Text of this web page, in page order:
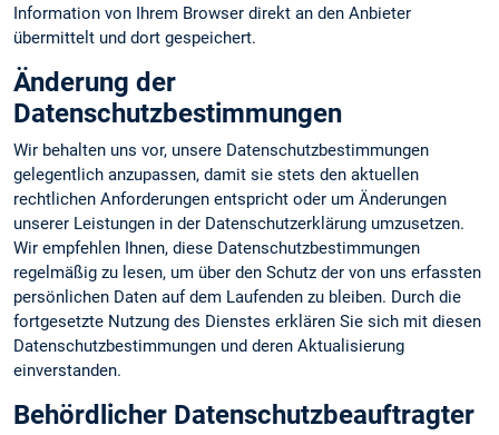
Information von Ihrem Browser direkt an den Anbieter
übermittelt und dort gespeichert.
Änderung der
Datenschutzbestimmungen
Wir behalten uns vor, unsere Datenschutzbestimmungen
gelegentlich anzupassen, damit sie stets den aktuellen
rechtlichen Anforderungen entspricht oder um Änderungen
unserer Leistungen in der Datenschutzerklärung umzusetzen.
Wir empfehlen Ihnen, diese Datenschutzbestimmungen
regelmäßig zu lesen, um über den Schutz der von uns erfassten
persönlichen Daten auf dem Laufenden zu bleiben. Durch die
fortgesetzte Nutzung des Dienstes erklären Sie sich mit diesen
Datenschutzbestimmungen und deren Aktualisierung
einverstanden.
Behördlicher Datenschutzbeauftragter